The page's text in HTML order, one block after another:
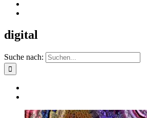
digital
Suche nach: